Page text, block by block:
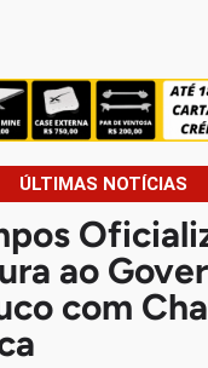
ÚLTIMAS NOTÍCIAS
ao
com